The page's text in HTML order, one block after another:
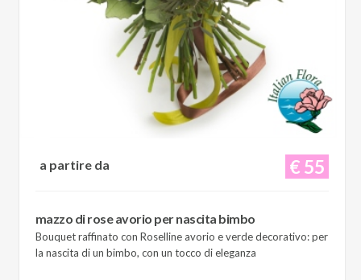
€ 55
a partire da
mazzo di rose avorio per nascita bimbo
Bouquet raffinato con Roselline avorio e verde decorativo: per
la nascita di un bimbo, con un tocco di eleganza